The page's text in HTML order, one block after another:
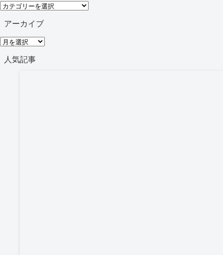
カ
テ
リ
ー
アーカイブ
ア
人気記事